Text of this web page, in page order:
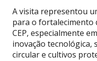
A visita representou
para o fortalecimento
CEP, especialmente
inovação tecnológica,
circular e cultivos